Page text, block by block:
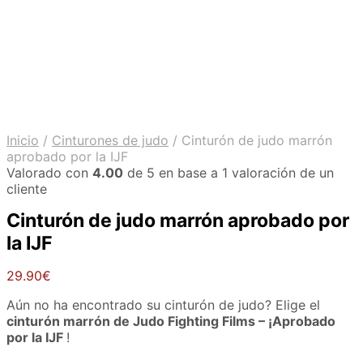
Inicio / Cinturones de judo / Cinturón de judo marrón
aprobado por la IJF
Valorado con 4.00 de 5 en base a 1 valoración de un
cliente
Cinturón de judo marrón aprobado por
la IJF
29.90€
Aún no ha encontrado su cinturón de judo? Elige el
cinturón marrón de Judo Fighting Films – ¡Aprobado
por la IJF !